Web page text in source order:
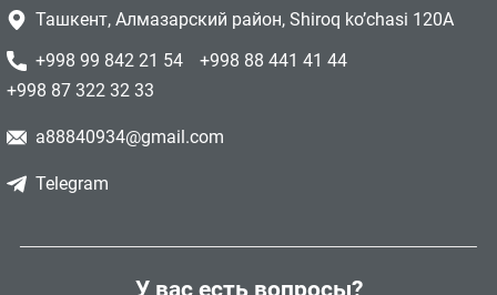
Ташкент, Алмазарский район, Shiroq ko’chasi 120A
+998 99 842 21 54
+998 88 441 41 44
+998 87 322 32 33
a88840934@gmail.com
Telegram
У вас есть вопросы?